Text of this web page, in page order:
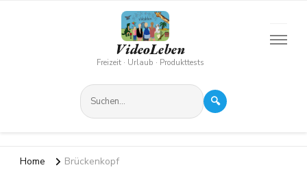
VideoLeben
Freizeit · Urlaub · Produkttests
🔍
Home Brückenkopf